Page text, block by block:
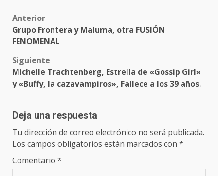
Post
navigation
Anterior
Grupo Frontera y Maluma, otra FUSIÓN
FENOMENAL
Siguiente
Michelle Trachtenberg, Estrella de «Gossip Girl»
y «Buffy, la cazavampiros», Fallece a los 39 años.
Deja una respuesta
Tu dirección de correo electrónico no será publicada.
Los campos obligatorios están marcados con *
Comentario *